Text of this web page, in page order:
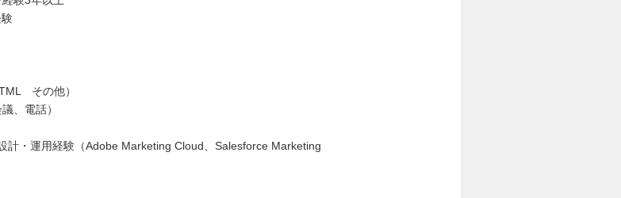
その他）
、電話）
計・運用経験（Adobe Marketing Cloud、Salesforce Marketing